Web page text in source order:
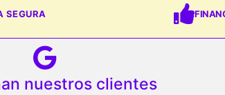
SEGURA
nuestros clientes